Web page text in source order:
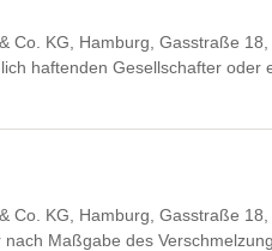
Co. KG, Hamburg, Gasstraße
haftenden Gesellschafter oder
Co. KG, Hamburg, Gasstraße
Maßgabe des